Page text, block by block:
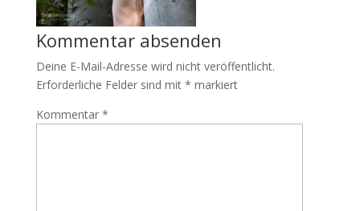
Kommentar absenden
Deine E-Mail-Adresse wird nicht veröffentlicht.
Erforderliche Felder sind mit * markiert
Kommentar *